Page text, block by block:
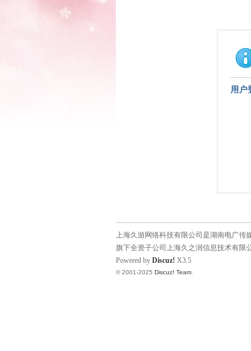
用户
上海久游网络科技有限公司是湖南电广传
旗下全资子公司上海久之润信息技术有限
Powered by Discuz! X3.5
© 2001-2025 Discuz! Team